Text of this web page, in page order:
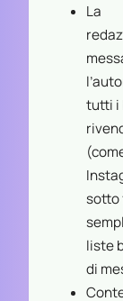
La
tutti i
sotto
liste
di